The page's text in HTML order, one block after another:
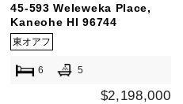
45-593 Weleweka Place,
Kaneohe HI 96744
東オアフ
6 5
$2,198,000